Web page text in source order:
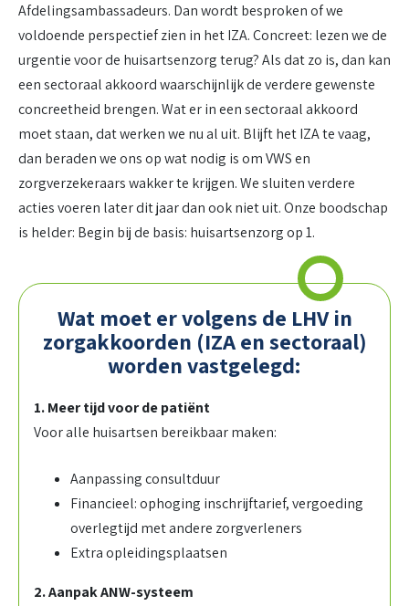
Afdelingsambassadeurs. Dan wordt besproken of we
voldoende perspectief zien in het IZA. Concreet: lezen we de
urgentie voor de huisartsenzorg terug? Als dat zo is, dan kan
een sectoraal akkoord waarschijnlijk de verdere gewenste
concreetheid brengen. Wat er in een sectoraal akkoord
moet staan, dat werken we nu al uit. Blijft het IZA te vaag,
dan beraden we ons op wat nodig is om VWS en
zorgverzekeraars wakker te krijgen. We sluiten verdere
acties voeren later dit jaar dan ook niet uit. Onze boodschap
is helder: Begin bij de basis: huisartsenzorg op 1.
Wat moet er volgens de LHV in
zorgakkoorden (IZA en sectoraal)
worden vastgelegd:
1. Meer tijd voor de patiënt
Voor alle huisartsen bereikbaar maken:
Aanpassing consultduur
Financieel: ophoging inschrijftarief, vergoeding
overlegtijd met andere zorgverleners
Extra opleidingsplaatsen
2. Aanpak ANW-systeem